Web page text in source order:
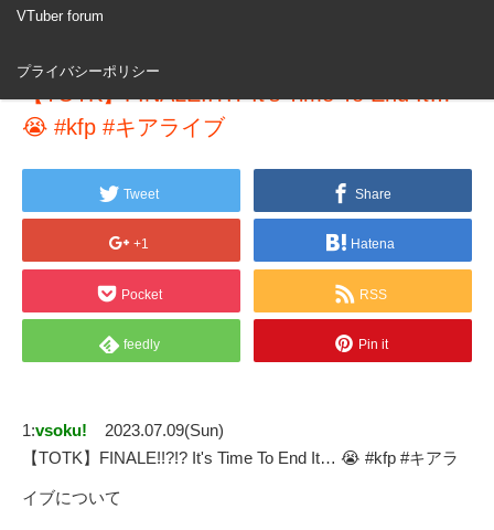
VTuber forum
プライバシーポリシー
【TOTK】FINALE!!?!? It's Time To End It…
😭 #kfp #キアライブ
Tweet Share
+1 Hatena
Pocket RSS
feedly Pin it
1:vsoku!
2023.07.09(Sun)
【TOTK】FINALE!!?!? It's Time To End It… 😭 #kfp #キアラ
イブについて